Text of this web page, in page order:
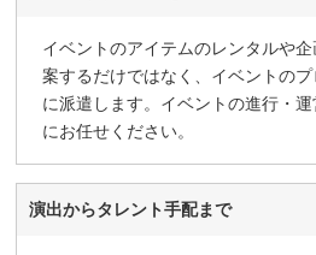
イベントのアイテムのレンタルや企
案するだけではなく、イベントの
に派遣します。イベントの進行・運
にお任せください。
演出からタレント手配まで